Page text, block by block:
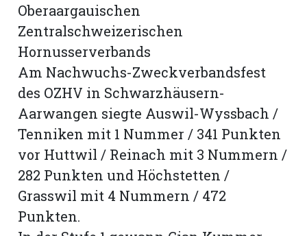
Oberaargauischen
Zentralschweizerischen
Hornusserverbands
Am Nachwuchs-Zweckverbandsfest
des OZHV in Schwarzhäusern-
Aarwangen siegte Auswil-Wyssbach /
Tenniken mit 1 Nummer / 341 Punkten
vor Huttwil / Reinach mit 3 Nummern /
282 Punkten und Höchstetten /
Grasswil mit 4 Nummern / 472
Punkten.